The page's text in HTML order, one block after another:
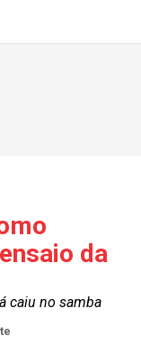
da
caiu no samba